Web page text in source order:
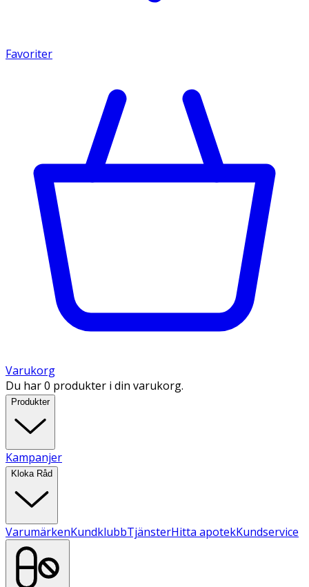
Favoriter
Varukorg
Du har 0 produkter i din varukorg.
Produkter
Kampanjer
Kloka Råd
VarumärkenKundklubbTjänsterHitta apotekKundservice